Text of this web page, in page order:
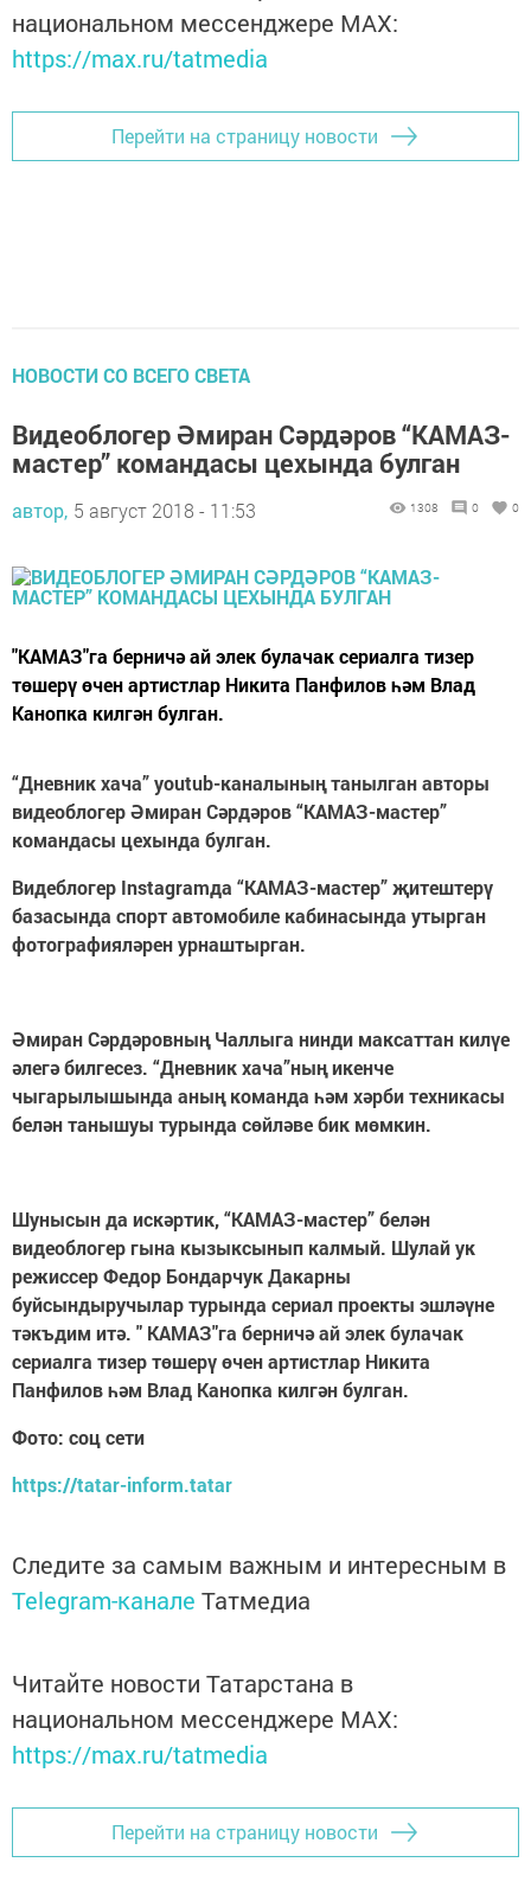
национальном мессенджере MАХ:
https://max.ru/tatmedia
Перейти на страницу новости
НОВОСТИ СО ВСЕГО СВЕТА
Видеоблогер Әмиран Сәрдәров “КАМАЗ-
мастер” командасы цехында булган
автор, 5 август 2018 - 11:53 1308 0 0
"КАМАЗ"га берничә ай элек булачак сериалга тизер
төшерү өчен артистлар Никита Панфилов һәм Влад
Канопка килгән булган.
“Дневник хача” youtub-каналының танылган авторы
видеоблогер Әмиран Сәрдәров “КАМАЗ-мастер”
командасы цехында булган.
Видеблогер Instagramда “КАМАЗ-мастер” җитештерү
базасында спорт автомобиле кабинасында утырган
фотографияләрен урнаштырган.
Әмиран Сәрдәровның Чаллыга нинди максаттан килүе
әлегә билгесез. “Дневник хача”ның икенче
чыгарылышында аның команда һәм хәрби техникасы
белән танышуы турында сөйләве бик мөмкин.
Шунысын да искәртик, “КАМАЗ-мастер” белән
видеоблогер гына кызыксынып калмый. Шулай ук
режиссер Федор Бондарчук Дакарны
буйсындыручылар турында сериал проекты эшләүне
тәкъдим итә. " КАМАЗ"га берничә ай элек булачак
сериалга тизер төшерү өчен артистлар Никита
Панфилов һәм Влад Канопка килгән булган.
Фото: соц сети
https://tatar-inform.tatar
Следите за самым важным и интересным в
Telegram-канале Татмедиа
Читайте новости Татарстана в
национальном мессенджере MАХ:
https://max.ru/tatmedia
Перейти на страницу новости